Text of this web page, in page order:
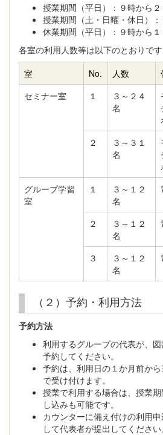
授業期間（平日）：９時から
授業期間（土・日曜・休日）
休業期間（平日）：９時から
各室の利用人数等は以下のとおりです
室
No. 人数
セミナー室
１
３～２４
名
２
３～３１
名
グループ学習
室
１
３～１２
名
２
３～１２
名
３
３～１２
名
（２）予約・利用方法
予約方法
利用するグループの代表が、
予約してください。
予約は、利用日の１か月前か
で受け付けます。
授業で利用する場合は、授業
し込みも可能です。
カウンターに備え付けの利用
して代表者が提出してください